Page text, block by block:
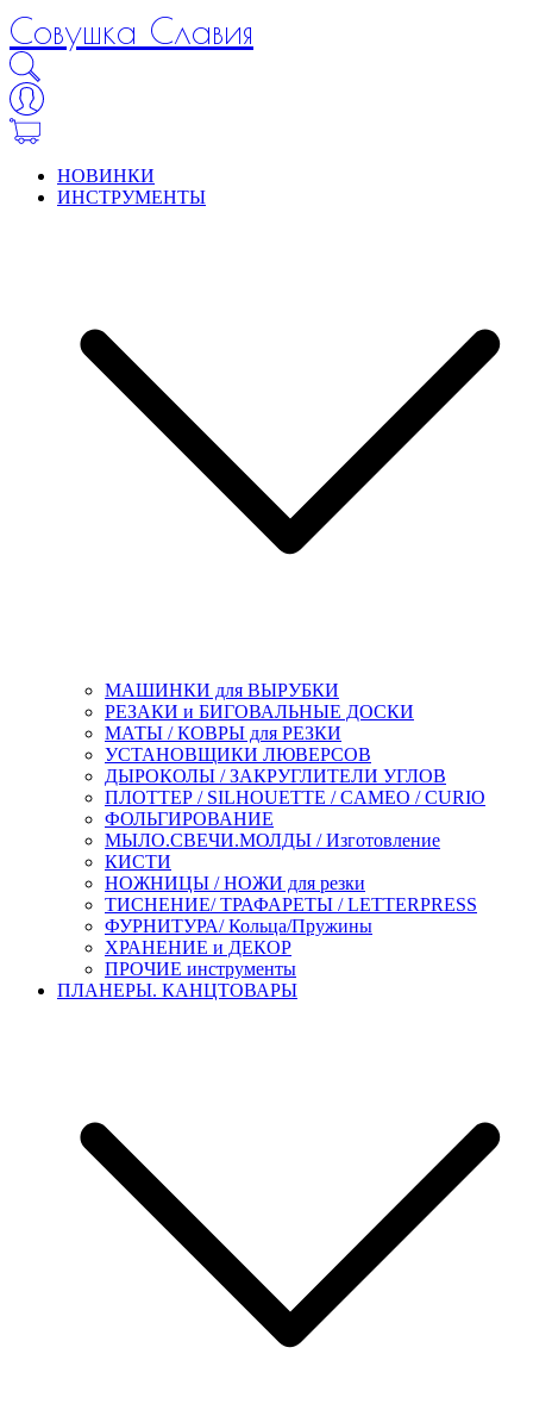
Совушка Славия
НОВИНКИ
ИНСТРУМЕНТЫ
МАШИНКИ для ВЫРУБКИ
РЕЗАКИ и БИГОВАЛЬНЫЕ ДОСКИ
МАТЫ / КОВРЫ для РЕЗКИ
УСТАНОВЩИКИ ЛЮВЕРСОВ
ДЫРОКОЛЫ / ЗАКРУГЛИТЕЛИ УГЛОВ
ПЛОТТЕР / SILHOUETTE / CAMEO / CURIO
ФОЛЬГИРОВАНИЕ
МЫЛО.СВЕЧИ.МОЛДЫ / Изготовление
КИСТИ
НОЖНИЦЫ / НОЖИ для резки
ТИСНЕНИЕ/ ТРАФАРЕТЫ / LETTERPRESS
ФУРНИТУРА/ Кольца/Пружины
ХРАНЕНИЕ и ДЕКОР
ПРОЧИЕ инструменты
ПЛАНЕРЫ. КАНЦТОВАРЫ